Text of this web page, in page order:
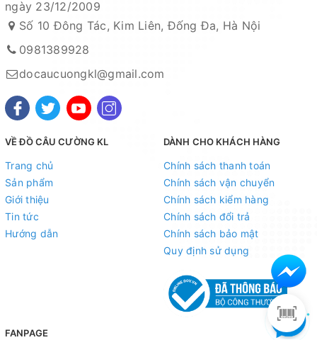
ngày 23/12/2009
Số 10 Đông Tác, Kim Liên, Đống Đa, Hà Nội
0981389928
docaucuongkl@gmail.com
VỀ ĐỒ CÂU CƯỜNG KL
Trang chủ
Sản phẩm
Giới thiệu
Tin tức
Hướng dẫn
DÀNH CHO KHÁCH HÀNG
Chính sách thanh toán
Chính sách vận chuyển
Chính sách kiểm hàng
Chính sách đổi trả
Chính sách bảo mật
Quy định sử dụng
FANPAGE